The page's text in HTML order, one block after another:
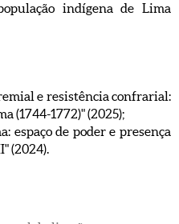
indígena de Lima
e resistência confrarial:
(1744-1772)" (2025);
espaço de poder e presença
(2024).